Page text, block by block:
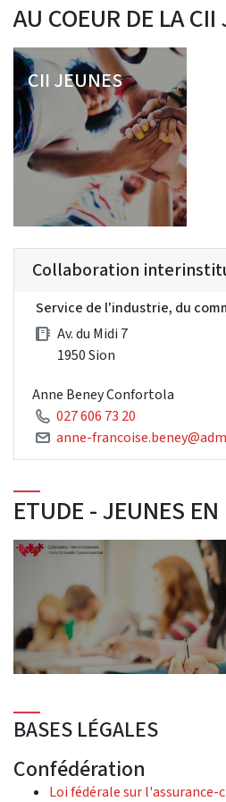
AU COEUR DE LA CII
CII JEUNES
Collaboration
Service de l'industrie, du
Av. du Midi 7
1950 Sion
Anne Beney Confortola
027 606 73 20
anne-
ETUDE - JEUNES
BASES LÉGALES
Confédération
Loi fédérale sur